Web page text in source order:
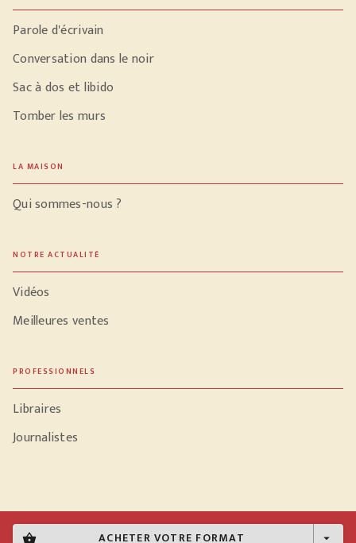
shopping_basket ACHETER VOTRE FORMAT arrow_drop_down
Parole d'écrivain
Conversation dans le noir
Sac à dos et libido
Tomber les murs
LA MAISON
Qui sommes-nous ?
NOTRE ACTUALITÉ
Vidéos
Meilleures ventes
PROFESSIONNELS
Libraires
Journalistes
Données personnelles